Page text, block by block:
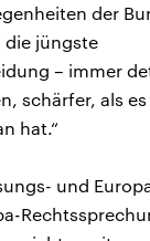
der
die jüngste
– immer
schärfer, als
hat.“
und